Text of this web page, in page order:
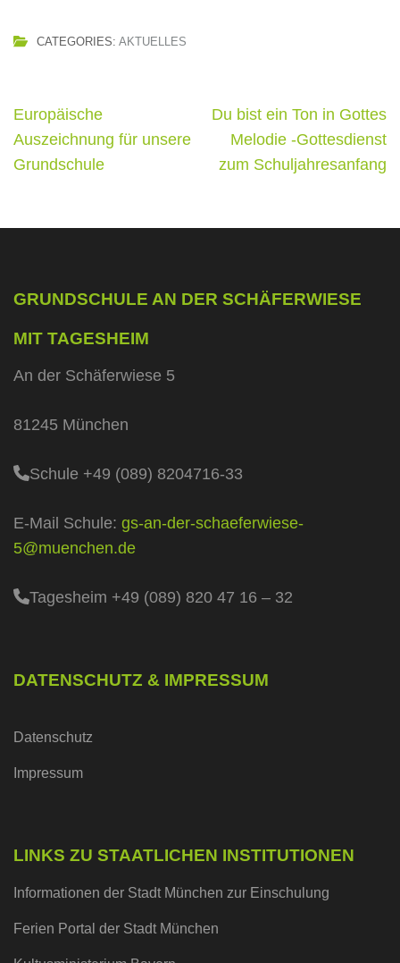
CATEGORIES: AKTUELLES
Beitragsnavigation
Europäische
Auszeichnung für unsere
Grundschule
Du bist ein Ton in Gottes
Melodie -Gottesdienst
zum Schuljahresanfang
GRUNDSCHULE AN DER SCHÄFERWIESE
MIT TAGESHEIM
An der Schäferwiese 5
81245 München
Schule +49 (089) 8204716-33
E-Mail Schule: gs-an-der-schaeferwiese-
5@muenchen.de
Tagesheim +49 (089) 820 47 16 – 32
DATENSCHUTZ & IMPRESSUM
Datenschutz
Impressum
LINKS ZU STAATLICHEN INSTITUTIONEN
Informationen der Stadt München zur Einschulung
Ferien Portal der Stadt München